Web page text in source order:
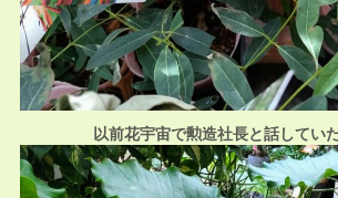
以前花宇宙で勲造社長と話してい